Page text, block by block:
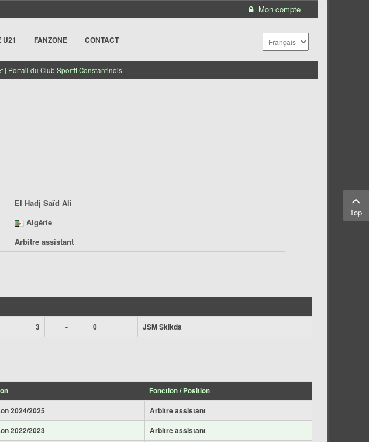
Mon compte
U21 FANZONE CONTACT
| Portail du Club Sportif Constantinois
El Hadj Saïd Ali
Algérie
Arbitre assistant
3 - 0 JSM Skikda
Fonction / Position
2024/2025
Arbitre assistant
2022/2023
Arbitre assistant
Top